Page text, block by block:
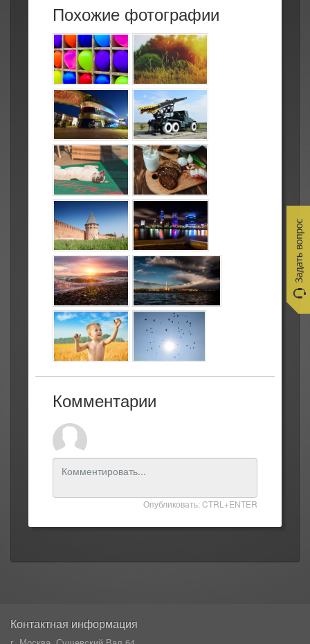
Похожие фотографии
Комментарии
Опубликовать: CTRL+ENTER
Контактная информация